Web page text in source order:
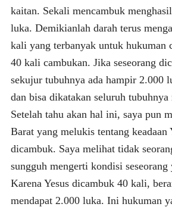
kaitan. Sekali mencambuk
luka. Demikianlah darah terus
kali yang terbanyak untuk hukuman
40 kali cambukan. Jika seseorang
sekujur tubuhnya ada hampir 2.000
dan bisa dikatakan seluruh
Setelah tahu akan hal ini, saya pun
Barat yang melukis tentang keadaan
dicambuk. Saya melihat tidak
sungguh mengerti kondisi
Karena Yesus dicambuk 40 kali,
mendapat 2.000 luka. Ini hukuman